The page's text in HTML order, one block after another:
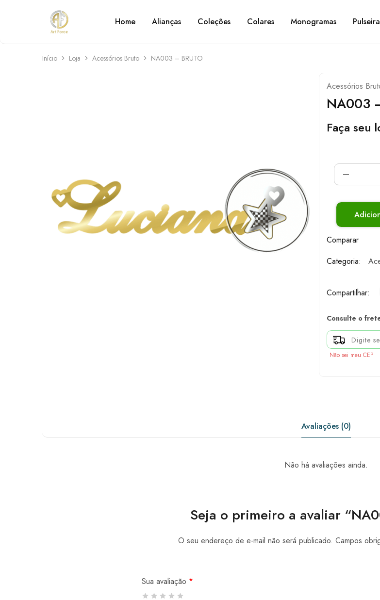
Art
Force
Semijoias
personalizadas
Home Alianças Coleções Colares Monogramas
Início Loja Acessórios Bruto NA003 – BRUTO
Acessórios
NA003
Faça seu
Comparar
Categoria:
Compartilhar:
Consulte o
Não sei meu CEP
Avaliações (0)
Não há avaliações ainda.
Seja o primeiro a avaliar
O seu endereço de e-mail não será publicado. Campos
Sua avaliação *